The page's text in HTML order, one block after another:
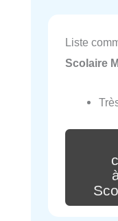
Liste
Scolaire